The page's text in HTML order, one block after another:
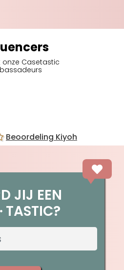
Casetastic
Beoordeling Kiyoh
JIJ EEN
TASTIC?